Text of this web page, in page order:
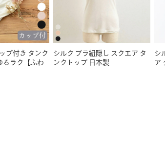
プ付き タンク
るラク【ふわ
シルク ブラ紐隠し スクエア タ
ンクトップ 日本製
シ
ア